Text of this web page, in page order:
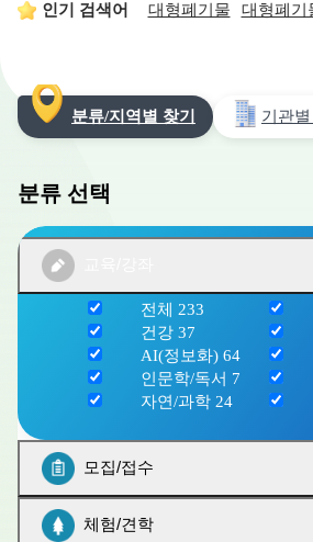
인기 검색어
청년 국가자격 대형폐기물 대형폐기
분류/지역별 찾기 기관별
분류 선택
전체 233
건강 37
AI(정보화) 64
인문학/독서 7
자연/과학 24
모집/접수
체험/견학